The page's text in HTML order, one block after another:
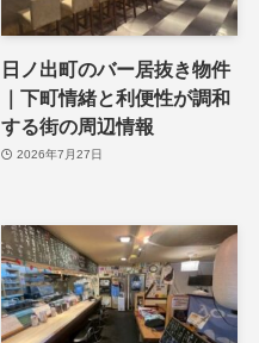
日ノ出町のバー居抜き物件
｜下町情緒と利便性が調和
する街の周辺情報
2026年7月27日